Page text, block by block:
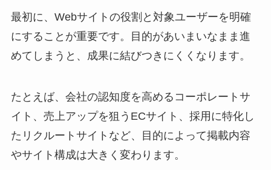
最初に、Webサイトの役割と対象ユーザーを明確
にすることが重要です。目的があいまいなまま進
めてしまうと、成果に結びつきにくくなります。
たとえば、会社の認知度を高めるコーポレートサ
イト、売上アップを狙うECサイト、採用に特化し
たリクルートサイトなど、目的によって掲載内容
やサイト構成は大きく変わります。